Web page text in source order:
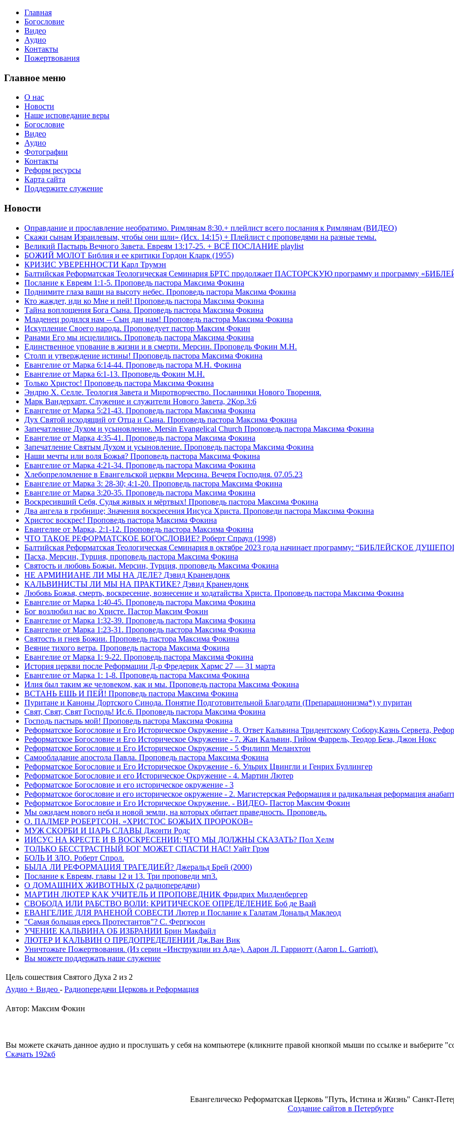
Главная
Богословие
Видео
Аудио
Контакты
Пожертвования
Главное меню
О нас
Новости
Наше исповедание веры
Богословие
Видео
Аудио
Фотографии
Контакты
Реформ ресурсы
Карта сайта
Поддержите служение
Новости
Оправдание и прославление необратимо. Римлянам 8:30.+ плейлист всего послания к Римлянам (ВИДЕО)
Скажи сынам Израилевым, чтобы они шли» (Исх. 14:15) + Плейлист с проповедями на разные темы.
Великий Пастырь Вечного Завета. Евреям 13:17-25. + ВСЁ ПОСЛАНИЕ playlist
БОЖИЙ МОЛОТ Библия и ее критики Гордон Кларк (1955)
КРИЗИС УВЕРЕННОСТИ Карл Трумэн
Балтийская Реформатская Теологическая Семинария БРТС продолжает ПАСТОРСКУЮ программу и программу
Послание к Евреям 1:1-5. Проповедь пастора Максима Фокина
Поднимите глаза ваши на высоту небес. Проповедь пастора Максима Фокина
Кто жаждет, иди ко Мне и пей! Проповедь пастора Максима Фокина
Тайна воплощения Бога Сына. Проповедь пастора Максима Фокина
Младенец родился нам -- Сын дан нам! Проповедь пастора Максима Фокина
Искупление Своего народа. Проповедует пастор Максим Фокин
Ранами Его мы исцелились. Проповедь пастора Максима Фокина
Единственное упование в жизни и в смерти. Мерсин. Проповедь Фокин М.Н.
Столп и утверждение истины! Проповедь пастора Максима Фокина
Евангелие от Марка 6:14-44. Проповедь пастора М.Н. Фокина
Евангелие от Марка 6:1-13. Проповедь Фокин М.Н.
Только Христос! Проповедь пастора Максима Фокина
Эндрю Х. Селле. Теология Завета и Миротворчество. Посланники Нового Творения.
Марк Вандерхарт. Служение и служители Нового Завета, 2Кор.3:6
Евангелие от Марка 5:21-43. Проповедь пастора Максима Фокина
Дух Святой исходящий от Отца и Сына. Проповедь пастора Максима Фокина
Запечатление Духом и усыновление. Mersin Evangelical Church Проповедь пастора Максима Фокина
Евангелие от Марка 4:35-41. Проповедь пастора Максима Фокина
Запечатление Святым Духом и усыновление. Проповедь пастора Максима Фокина
Наши мечты или воля Божья? Проповедь пастора Максима Фокина
Евангелие от Марка 4:21-34. Проповедь пастора Максима Фокина
Хлебопреломление в Евангельской церкви Мерсина. Вечеря Господня. 07.05.23
Евангелие от Марка 3: 28-30; 4:1-20. Проповедь пастора Максима Фокина
Евангелие от Марка 3:20-35. Проповедь пастора Максима Фокина
Воскресивший Себя, Судья живых и мëртвых! Проповедь пастора Максима Фокина
Два ангела в гробнице; Значения воскресения Иисуса Христа. Проповеди пастора Максима Фокина
Христос воскрес! Проповедь пастора Максима Фокина
Евангелие от Марка, 2:1-12. Проповедь пастора Максима Фокина
ЧТО ТАКОЕ РЕФОРМАТСКОЕ БОГОСЛОВИЕ? Роберт Спраул (1998)
Балтийская Реформатская Теологическая Семинария в октябре 2023 года начинает программу: “БИБЛЕЙСКОЕ
Пасха, Мерсин, Турция, проповедь пастора Максима Фокина
Святость и любовь Божьи. Мерсин, Турция, проповедь Максима Фокина
НЕ АРМИНИАНЕ ЛИ МЫ НА ДЕЛЕ? Дэвид Кранендонк
КАЛЬВИНИСТЫ ЛИ МЫ НА ПРАКТИКЕ? Дэвид Кранендонк
Любовь Божья, смерть, воскресение, вознесение и ходатайства Христа. Проповедь пастора Максима Фокина
Евангелие от Марка 1:40-45. Проповедь пастора Максима Фокина
Бог возлюбил нас во Христе. Пастор Максим Фокин
Евангелие от Марка 1:32-39. Проповедь пастора Максима Фокина
Евангелие от Марка 1:23-31. Проповедь пастора Максима Фокина
Святость и гнев Божии. Проповедь пастора Максима Фокина
Веяние тихого ветра. Проповедь пастора Максима Фокина
Евангелие от Марка 1: 9-22. Проповедь пастора Максима Фокина
История церкви после Реформации Д-р Фредерик Хармс 27 — 31 марта
Евангелие от Марка 1: 1-8. Проповедь пастора Максима Фокина
Илия был таким же человеком, как и мы. Проповедь пастора Максима Фокина
ВСТАНЬ ЕШЬ И ПЕЙ! Проповедь пастора Максима Фокина
Пуритане и Каноны Дортского Синода. Понятие Подготовительной Благодати (Препарационизма*) у пуритан
Свят, Свят, Свят Господь! Ис.6. Проповедь пастора Максима Фокина
Господь пастырь мой! Проповедь пастора Максима Фокина
Реформатское Богословие и Его Историческое Окружение - 8. Ответ Кальвина Тридентскому Собору,Казнь Сервета,
Реформатское Богословие и Его Историческое Окружение - 7. Жан Кальвин, Гийом Фаррель, Теодор Беза, Джон Нокс
Реформатское Богословие и Его Историческое Окружение - 5 Филипп Меланхтон
Самообладание апостола Павла. Проповедь пастора Максима Фокина
Реформатское Богословие и Его Историческое Окружение - 6. Ульрих Цвингли и Генрих Буллингер
Реформатское Богословие и его Историческое Окружение - 4. Мартин Лютер
Реформатское Богословие и его историческое окружение - 3
Реформатское богословие и его историческое окружение - 2. Магистерская Реформация и радикальная реформация
Реформатское Богословие и Его Историческое Окружение. - ВИДЕО- Пастор Максим Фокин
Мы ожидаем нового неба и новой земли, на которых обитает праведность. Проповедь.
О. ПАЛМЕР РОБЕРТСОН. «ХРИСТОС БОЖЬИХ ПРОРОКОВ»
МУЖ СКОРБИ И ЦАРЬ СЛАВЫ Джонти Родс
ИИСУС НА КРЕСТЕ И В ВОСКРЕСЕНИИ: ЧТО МЫ ДОЛЖНЫ СКАЗАТЬ? Пол Хелм
ТОЛЬКО БЕССТРАСТНЫЙ БОГ МОЖЕТ СПАСТИ НАС! Уайт Грэм
БОЛЬ И ЗЛО. Роберт Спрол.
БЫЛА ЛИ РЕФОРМАЦИЯ ТРАГЕДИЕЙ? Джеральд Брей (2000)
Послание к Евреям, главы 12 и 13. Три проповеди мп3.
О ДОМАШНИХ ЖИВОТНЫХ (2 радиопередачи)
МАРТИН ЛЮТЕР КАК УЧИТЕЛЬ И ПРОПОВЕДНИК Фридрих Милденбергер
СВОБОДА ИЛИ РАБСТВО ВОЛИ: КРИТИЧЕСКОЕ ОПРЕДЕЛЕНИЕ Боб де Ваай
ЕВАНГЕЛИЕ ДЛЯ РАНЕНОЙ СОВЕСТИ Лютер и Послание к Галатам Дональд Маклеод
"Самая большая ересь Протестантов"? С. Фергюсон
УЧЕНИЕ КАЛЬВИНА ОБ ИЗБРАНИИ Брин Макфайл
ЛЮТЕР И КАЛЬВИН О ПРЕДОПРЕДЕЛЕНИИ Дж.Ван Вик
Уничтожьте Пожертвования. (Из серии «Инструкции из Ада»). Аарон Л. Гарриотт (Aaron L. Garriott).
Вы можете поддержать наше служение
Цель сошествия Святого Духа 2 из 2
Аудио + Видео - Радиопередачи Церковь и Реформация
Автор: Максим Фокин
Вы можете скачать данное аудио и прослушать у себя на компьютере (кликните правой кнопкой мыши по ссылке и выберите
Скачать 192кб
Евангелическо Реформатская Церковь "Путь, Истина и Жизнь" Санкт-
Создание сайтов в Петербурге